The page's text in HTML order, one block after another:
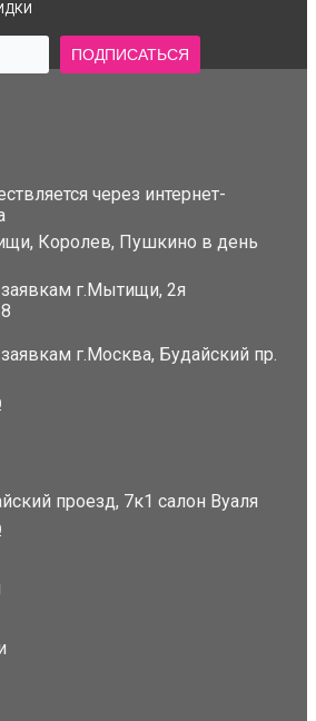
через интернет-
Королев, Пушкино в день
г.Мытищи, 2я
г.Москва, Будайский пр.
проезд, 7к1 салон Вуаля